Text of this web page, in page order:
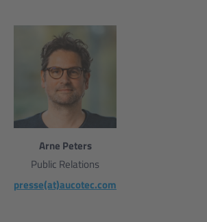
Arne Peters
Public Relations
presse(at)aucotec.com